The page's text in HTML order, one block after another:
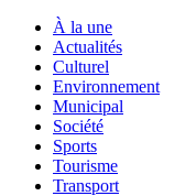
À la une
Actualités
Culturel
Environnement
Municipal
Société
Sports
Tourisme
Transport